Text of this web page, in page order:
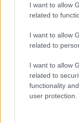
I want to allow
related to
I want to allow
related to
I want to allow
related to
functionality
user protection.